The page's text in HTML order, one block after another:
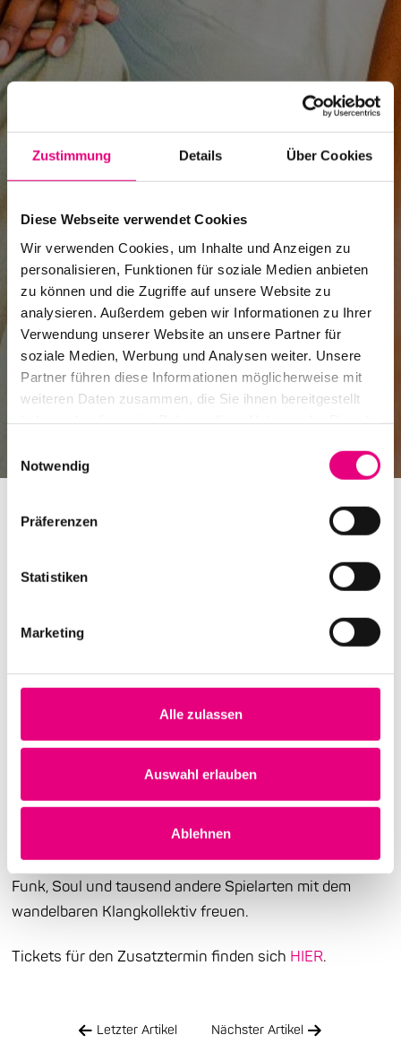
Zustimmung Details Über Cookies
Diese Webseite verwendet Cookies
Wir verwenden Cookies, um Inhalte und Anzeigen zu
personalisieren, Funktionen für soziale Medien anbieten
zu können und die Zugriffe auf unsere Website zu
analysieren. Außerdem geben wir Informationen zu Ihrer
Verwendung unserer Website an unsere Partner für
soziale Medien, Werbung und Analysen weiter. Unsere
Partner führen diese Informationen möglicherweise mit
weiteren Daten zusammen, die Sie ihnen bereitgestellt
Notwendig
Präferenzen
Statistiken
Marketing
Alle zulassen
Auswahl erlauben
Ablehnen
Zusatztermin, 11.10.2017.
Aufgrund der hohen Nachfrage freuen wir uns, einen
Zusatztermin für die Lounge-Legenden DePhazz
präsentieren zu können. Nachdem das Konzert am
Chance, das 20-jährige Bandjubiläum auch am
Mittwoch, den 11.10. gemeinsam mit den Heidelbergern
zu feiern. Man kann sich also ein weiteres mal auf eine
spannende Reise durch zwei Jahrzehnte Jazz, Lounge,
Funk, Soul und tausend andere Spielarten mit dem
wandelbaren Klangkollektiv freuen.
Tickets für den Zusatztermin finden sich HIER.
Letzter Artikel Nächster Artikel